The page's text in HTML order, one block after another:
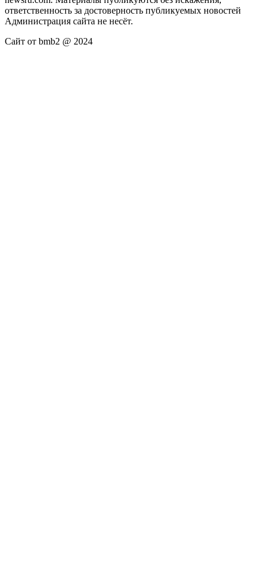
ответственность за достоверность публикуемых новостей
Администрация сайта не несёт.
Сайт от bmb2 @ 2024